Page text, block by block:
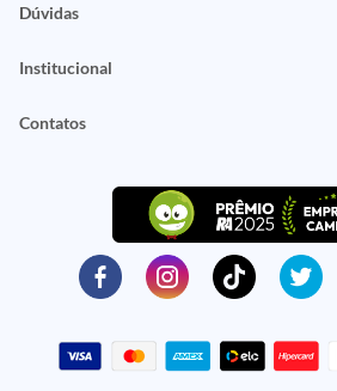
Dúvidas
Institucional
Contatos